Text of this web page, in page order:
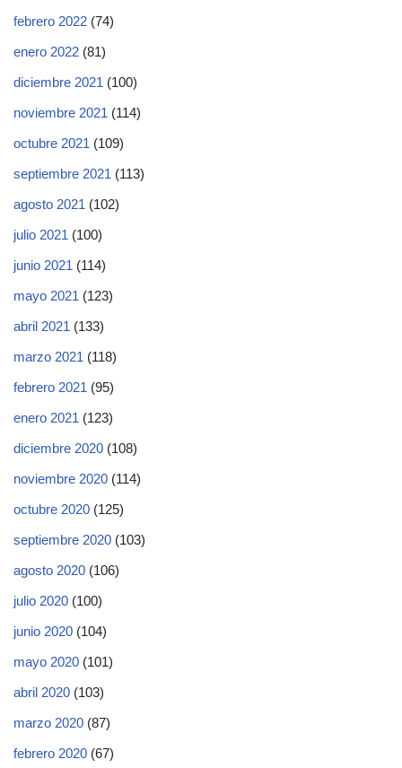
febrero 2022 (74)
enero 2022 (81)
diciembre 2021 (100)
noviembre 2021 (114)
octubre 2021 (109)
septiembre 2021 (113)
agosto 2021 (102)
julio 2021 (100)
junio 2021 (114)
mayo 2021 (123)
abril 2021 (133)
marzo 2021 (118)
febrero 2021 (95)
enero 2021 (123)
diciembre 2020 (108)
noviembre 2020 (114)
octubre 2020 (125)
septiembre 2020 (103)
agosto 2020 (106)
julio 2020 (100)
junio 2020 (104)
mayo 2020 (101)
abril 2020 (103)
marzo 2020 (87)
febrero 2020 (67)